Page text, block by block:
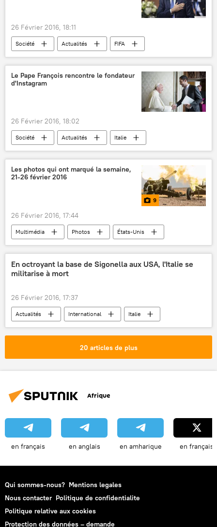
26 Février 2016, 18:11
Société Actualités FIFA
Le Pape François rencontre le fondateur
d'Instagram
26 Février 2016, 18:02
Société Actualités
Italie
Vatican
Pape François
Kevin Systrom
Instagram, Inc
Instagram
Les photos qui ont marqué la semaine,
21-26 février 2016
9
26 Février 2016, 17:44
Multimédia Photos
États-Unis
Inde
Syrie Chine
Australie
Moscou
Vladimir Poutine
Dmitri Medvedev
En octroyant la base de Sigonella aux USA, l'Italie se
militarise à mort
26 Février 2016, 17:37
Actualités International
Italie
Sicile
États-Unis
Rome
Lampedusa
Niger
Matteo Renzi
Sputnik
base militaire
drone
20 articles de plus
Afrique
en français en anglais en amharique en français
Qui sommes-nous? Mentions legales
Nous contacter Politique de confidentialite
Politique relative aux cookies
Protection des données – demande